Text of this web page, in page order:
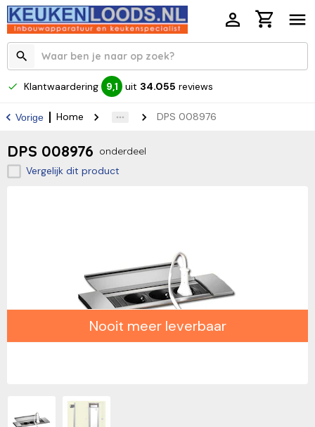
Klantwaardering 9,1 uit 34.055 reviews
Vorige Home DPS 008976
DPS 008976 onderdeel
Vergelijk dit product
Nooit meer leverbaar